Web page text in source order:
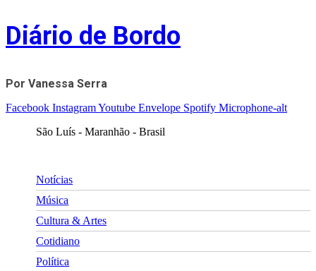
Skip
to
content
Diário de Bordo
Por Vanessa Serra
Facebook InstagramYoutube Envelope Spotify Microphone-alt
São Luís - Maranhão - Brasil
Notícias
Música
Cultura & Artes
Cotidiano
Política